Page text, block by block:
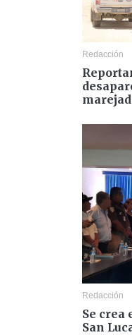
Redacción
Redacción
Se crea
San